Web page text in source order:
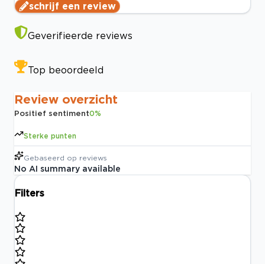
schrijf een review
Geverifieerde reviews
Top beoordeeld
Review overzicht
Positief sentiment0%
Sterke punten
Gebaseerd op reviews
No AI summary available
Filters